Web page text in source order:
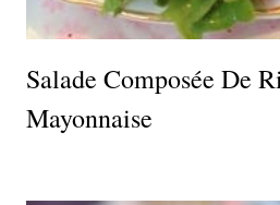
Salade Composée De
Mayonnaise